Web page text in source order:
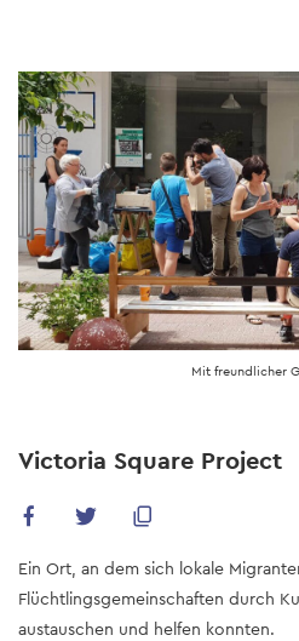
to
main
content
Mit freundlicher
Victoria Square Project
Ein Ort, an dem sich lokale
Flüchtlingsgemeinschaften durch
austauschen und helfen konnten.